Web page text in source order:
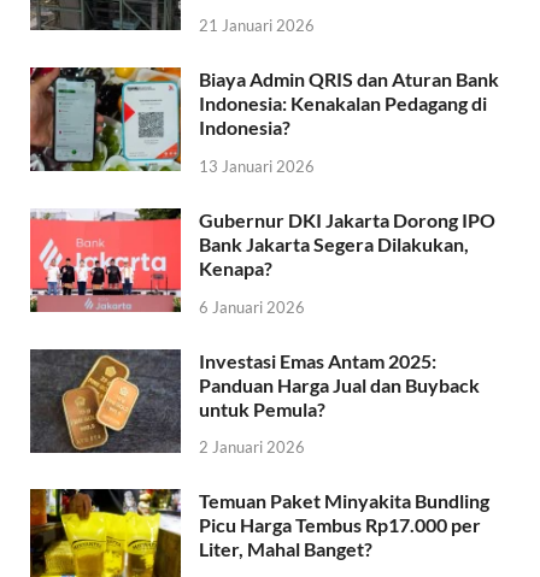
21 Januari 2026
Biaya Admin QRIS dan Aturan Bank
Indonesia: Kenakalan Pedagang di
Indonesia?
13 Januari 2026
Gubernur DKI Jakarta Dorong IPO
Bank Jakarta Segera Dilakukan,
Kenapa?
6 Januari 2026
Investasi Emas Antam 2025:
Panduan Harga Jual dan Buyback
untuk Pemula?
2 Januari 2026
Temuan Paket Minyakita Bundling
Picu Harga Tembus Rp17.000 per
Liter, Mahal Banget?